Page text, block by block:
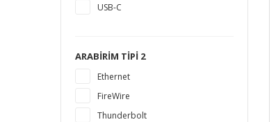
USB-C
ARABIRIM TIPI 2
Ethernet
FireWire
Thunderbolt